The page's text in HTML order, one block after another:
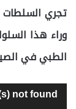
تجري السلطات
وراء هذا
الطبي في
مشغل
not found